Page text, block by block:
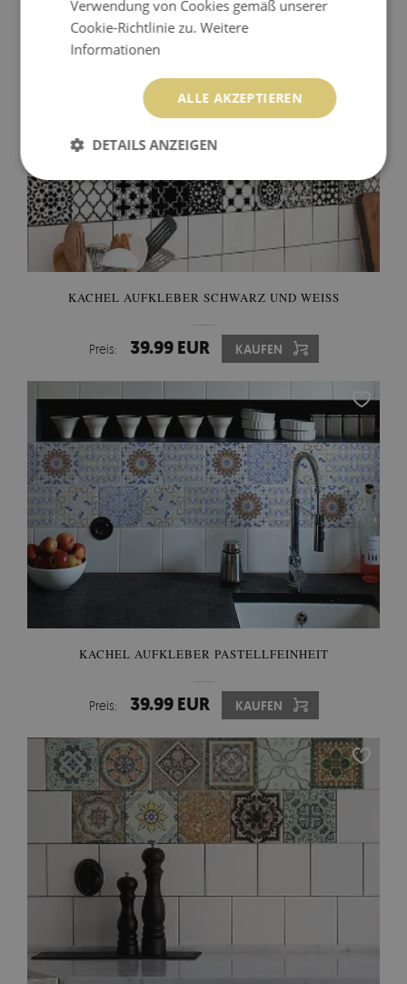
KACHEL AUFKLEBER SCHWARZ UND WEISS
Preis: 39.99 EUR KAUFEN
KACHEL AUFKLEBER PASTELLFEINHEIT
Preis: 39.99 EUR KAUFEN
Verwendung von Cookies gemäß unserer
Cookie-Richtlinie zu.Weitere
Informationen
ALLE AKZEPTIEREN
DETAILS ANZEIGEN